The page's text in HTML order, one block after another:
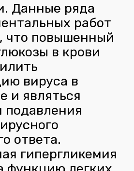
Данные ряда
работ
что повышенный
в крови
вируса в
и являться
подавления
ответа.
гипергликемия